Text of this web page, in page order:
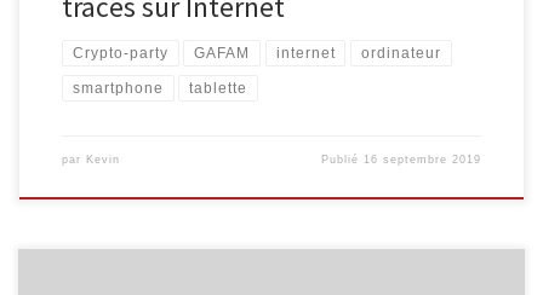
Crypto-party GAFAM internet ordinateur
smartphone tablette
par Kevin Publié 16 septembre 2019